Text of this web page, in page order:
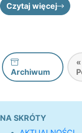
Czytaj więcej
Archiwum
«
NA SKRÓTY